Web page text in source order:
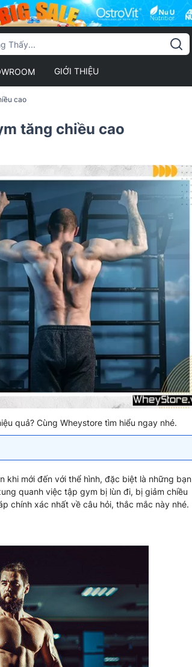
GIỚI THIỆU
cao
tăng chiều cao
quả? Cùng Wheystore tìm hiểu ngay nhé.
khi mới đến với thể hình, đặc biệt là những bạn
quanh việc tập gym bị lùn đi, bị giảm chiều
chính xác nhất về câu hỏi, thắc mắc này nhé.